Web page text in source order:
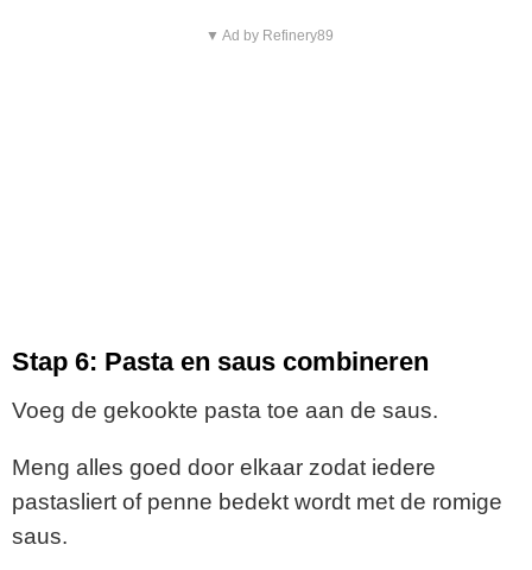
▼ Ad by Refinery89
Stap 6: Pasta en saus combineren
Voeg de gekookte pasta toe aan de saus.
Meng alles goed door elkaar zodat iedere
pastasliert of penne bedekt wordt met de romige
saus.